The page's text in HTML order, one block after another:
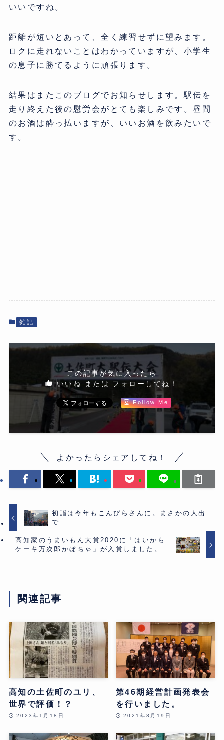
いいですね。
距離が短いとあって、全く練習せずに望みます。
ロクに走れないことはわかっていますが、小学生
の息子に勝てるように頑張ります。
結果はまたこのブログでお知らせします。駅伝を
走り終えた後の慰労会がとても楽しみです。昼間
のお酒は酔っ払いますが、いいお酒を飲みたいで
す。
雑記
この記事が気に入ったら
いいね または フォローしてね！
Follow Me
よかったらシェアしてね！
初詣は今年もこんぴらさんに。まさかの人出
で…
高知家のうまいもん大賞2020に「はいから
ケーキ万次郎かぼちゃ」が入賞しました。
関連記事
高知の土佐町のユリ、
世界で評価！？
2023年1月18日
第46期経営計画発表会
を行いました。
2021年8月19日